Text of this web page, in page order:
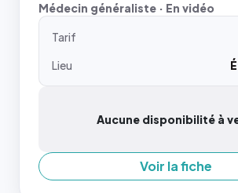
Médecin généraliste · En vidéo
Tarif
Lieu
Aucune disponibilité à
Voir la fiche